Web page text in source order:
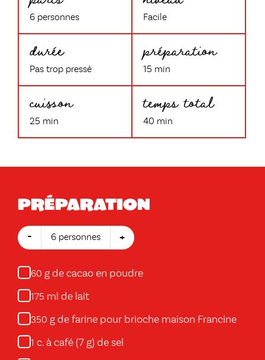
6 personnes Facile
durée
Pas trop pressé
préparation
15 min
cuisson
25 min
temps total
40 min
Préparation
- 6 personnes +
60 g de cacao en poudre
175 ml de lait
350 g de farine pour brioche maison Francine
1 c. à café (7 g) de sel